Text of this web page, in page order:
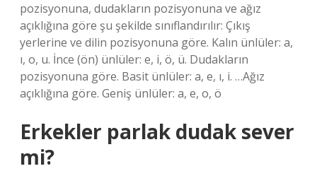
pozisyonuna, dudakların pozisyonuna ve ağız
açıklığına göre şu şekilde sınıflandırılır: Çıkış
yerlerine ve dilin pozisyonuna göre. Kalın ünlüler: a,
ı, o, u. İnce (ön) ünlüler: e, i, ö, ü. Dudakların
pozisyonuna göre. Basit ünlüler: a, e, ı, i. …Ağız
açıklığına göre. Geniş ünlüler: a, e, o, ö
Erkekler parlak dudak sever
mi?